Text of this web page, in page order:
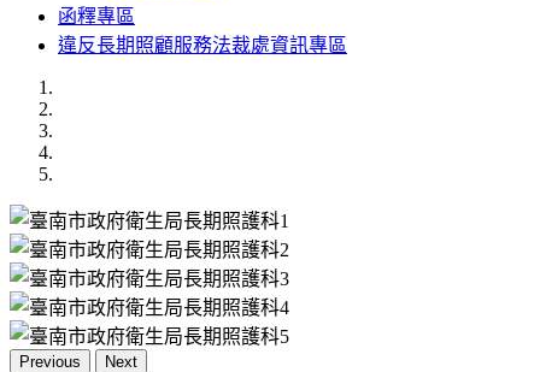
函釋專區
違反長期照顧服務法裁處資訊專區
Previous Next